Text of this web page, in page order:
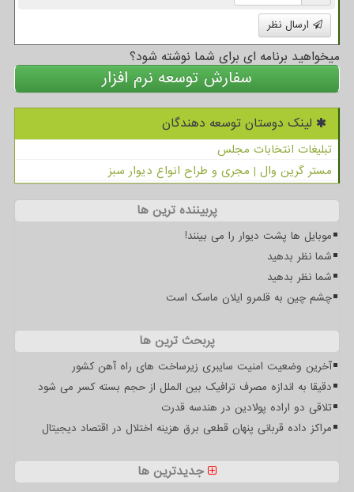
ارسال نظر
میخواهید برنامه ای برای شما نوشته شود؟
سفارش توسعه نرم افزار
لینک دوستان توسعه دهندگان
تبلیغات انتخابات مجلس
مستر گرین وال | مجری و طراح انواع دیوار سبز
پربیننده ترین ها
موبایل ها پشت دیوار را می بینند!
شما نظر بدهید
شما نظر بدهید
چشم چین به قلمرو ایلان ماسک است
پربحث ترین ها
آخرین وضعیت امنیت سایبری زیرساخت های راه آهن کشور
دقیقا به اندازه مصرف ترافیک بین الملل از حجم بسته کسر می شود
تلاقی دو اراده پولادین در هندسه قدرت
مراکز داده قربانی پنهان قطعی برق هزینه اختلال در اقتصاد دیجیتال
جدیدترین ها